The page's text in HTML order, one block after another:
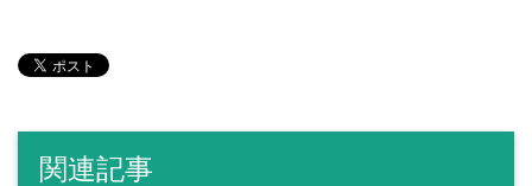
関連記事